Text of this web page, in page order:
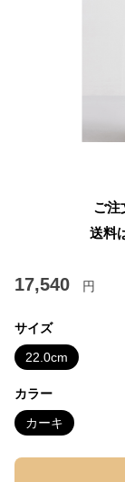
ご注
送料
17,540 円
サイズ
22.0cm
カラー
カーキ